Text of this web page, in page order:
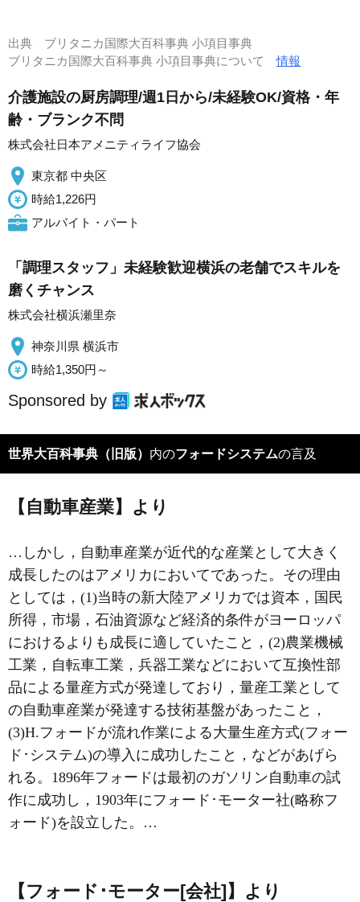
出典 ブリタニカ国際大百科事典 小項目事典
ブリタニカ国際大百科事典 小項目事典について情報
介護施設の厨房調理/週1日から/未経験OK/資格・年
齢・ブランク不問
株式会社日本アメニティライフ協会
東京都 中央区
時給1,226円
アルバイト・パート
「調理スタッフ」未経験歓迎横浜の老舗でスキルを
磨くチャンス
株式会社横浜瀬里奈
神奈川県 横浜市
時給1,350円～
Sponsored by
世界大百科事典（旧版） 内のフォードシステムの言及
【自動車産業】より
…しかし，自動車産業が近代的な産業として大きく
成長したのはアメリカにおいてであった。その理由
としては，(1)当時の新大陸アメリカでは資本，国民
所得，市場，石油資源など経済的条件がヨーロッパ
におけるよりも成長に適していたこと，(2)農業機械
工業，自転車工業，兵器工業などにおいて互換性部
品による量産方式が発達しており，量産工業として
の自動車産業が発達する技術基盤があったこと，
(3)H.フォードが流れ作業による大量生産方式(フォー
ド･システム)の導入に成功したこと，などがあげら
れる。1896年フォードは最初のガソリン自動車の試
作に成功し，1903年に フォード･モーター社(略称フ
ォード)を設立した。…
【フォード･モーター[会社]】より